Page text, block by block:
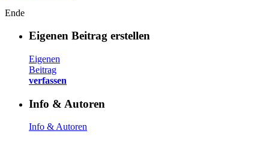
Ende
Eigenen Beitrag erstellen
Eigenen
Beitrag
verfassen
Info & Autoren
Info & Autoren